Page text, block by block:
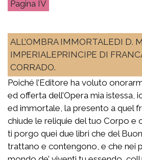
IV
ALL’OMBRA IMMORTALEDI D.
IMPERIALEPRINCIPE DI
CORRADO.
Poiché l’Editore ha voluto
ed offerta dell’Opera mia istessa,
ed immortale, la presento a quel
chiude le reliquie del tuo Corpo e
ti porgo quei due libri che del Buon
trattano e contengono, e che nei